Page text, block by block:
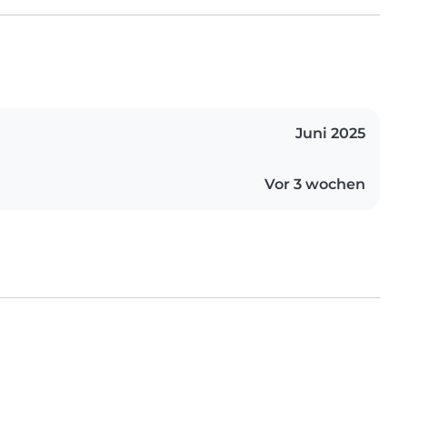
Juni 2025
Vor 3 wochen